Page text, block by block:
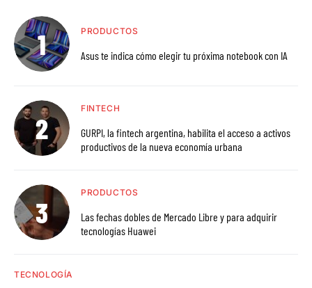
PRODUCTOS
Asus te indica cómo elegir tu próxima notebook con IA
FINTECH
GURPI, la fintech argentina, habilita el acceso a activos
productivos de la nueva economía urbana
PRODUCTOS
Las fechas dobles de Mercado Libre y para adquirir
tecnologías Huawei
TECNOLOGÍA